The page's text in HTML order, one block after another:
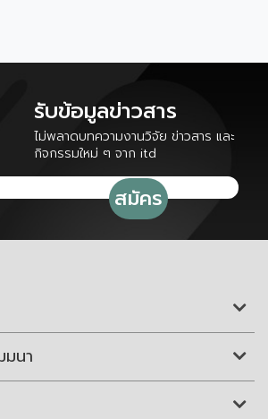
รับข้อมูลข่าวสาร
ไม่พลาดบทความงานวิจัย ข่าวสาร และ
กิจกรรมใหม่ ๆ จาก itd
นา